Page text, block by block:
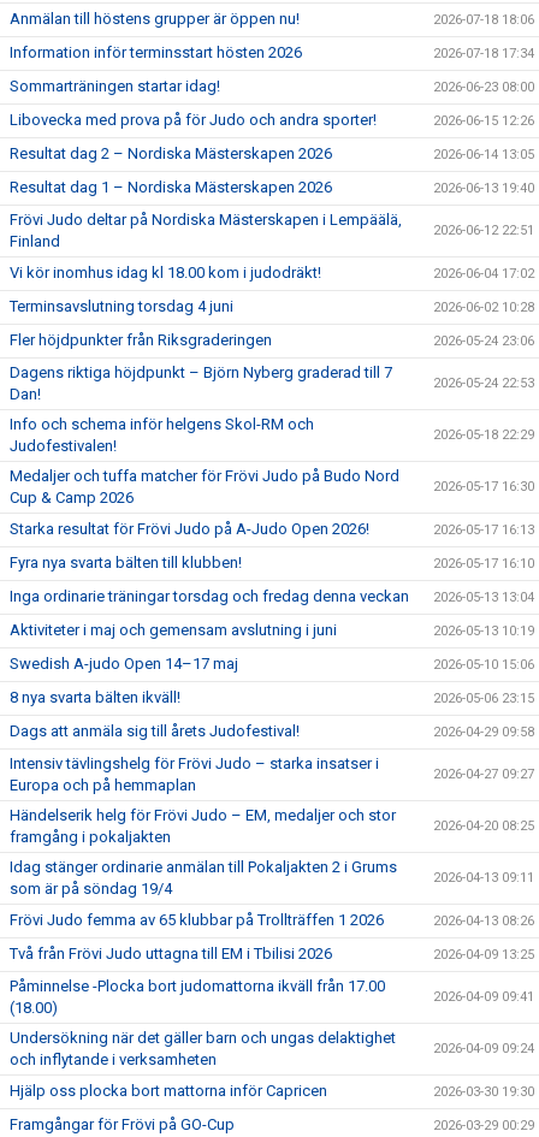
Anmälan till höstens grupper är öppen nu! 2026-07-18 18:06
Information inför terminsstart hösten 2026 2026-07-18 17:34
Sommarträningen startar idag! 2026-06-23 08:00
Libovecka med prova på för Judo och andra sporter! 2026-06-15 12:26
Resultat dag 2 – Nordiska Mästerskapen 2026 2026-06-14 13:05
Resultat dag 1 – Nordiska Mästerskapen 2026 2026-06-13 19:40
Frövi Judo deltar på Nordiska Mästerskapen i Lempäälä,
Finland
2026-06-12 22:51
Vi kör inomhus idag kl 18.00 kom i judodräkt! 2026-06-04 17:02
Terminsavslutning torsdag 4 juni 2026-06-02 10:28
Fler höjdpunkter från Riksgraderingen 2026-05-24 23:06
Dagens riktiga höjdpunkt – Björn Nyberg graderad till 7
Dan!
2026-05-24 22:53
Info och schema inför helgens Skol-RM och
Judofestivalen!
2026-05-18 22:29
Medaljer och tuffa matcher för Frövi Judo på Budo Nord
Cup & Camp 2026
2026-05-17 16:30
Starka resultat för Frövi Judo på A-Judo Open 2026! 2026-05-17 16:13
Fyra nya svarta bälten till klubben! 2026-05-17 16:10
Inga ordinarie träningar torsdag och fredag denna veckan 2026-05-13 13:04
Aktiviteter i maj och gemensam avslutning i juni 2026-05-13 10:19
Swedish A-judo Open 14–17 maj 2026-05-10 15:06
8 nya svarta bälten ikväll! 2026-05-06 23:15
Dags att anmäla sig till årets Judofestival! 2026-04-29 09:58
Intensiv tävlingshelg för Frövi Judo – starka insatser i
Europa och på hemmaplan
2026-04-27 09:27
Händelserik helg för Frövi Judo – EM, medaljer och stor
framgång i pokaljakten
2026-04-20 08:25
Idag stänger ordinarie anmälan till Pokaljakten 2 i Grums
som är på söndag 19/4
2026-04-13 09:11
Frövi Judo femma av 65 klubbar på Trollträffen 1 2026 2026-04-13 08:26
Två från Frövi Judo uttagna till EM i Tbilisi 2026 2026-04-09 13:25
Påminnelse -Plocka bort judomattorna ikväll från 17.00
(18.00)
2026-04-09 09:41
Undersökning när det gäller barn och ungas delaktighet
och inflytande i verksamheten
2026-04-09 09:24
Hjälp oss plocka bort mattorna inför Capricen 2026-03-30 19:30
Framgångar för Frövi på GO-Cup 2026-03-29 00:29